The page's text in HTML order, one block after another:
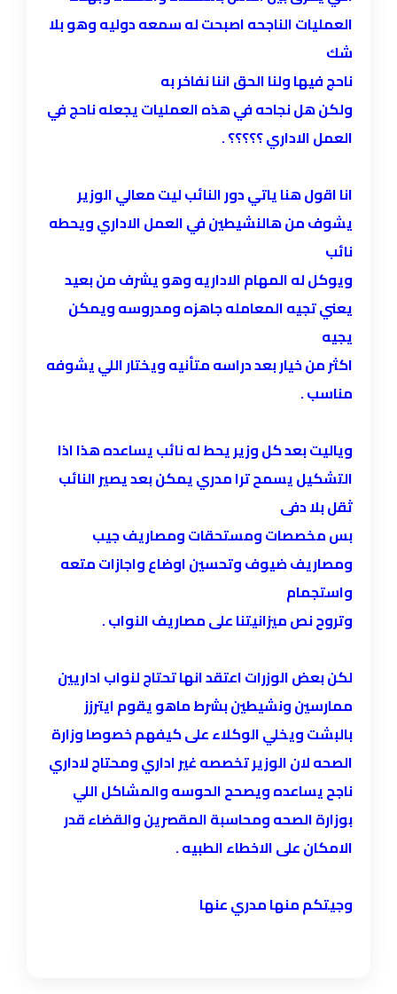
العمليات الناجحه اصبحت له سمعه دوليه وهو بلا
شك
ناحج فيها ولنا الحق اننا نفاخر به
ولكن هل نجاحه في هذه العمليات يجعله ناحج في
العمل الاداري ؟؟؟؟؟ .
انا اقول هنا ياتي دور النائب ليت معالي الوزير
يشوف من هالنشيطين في العمل الاداري ويحطه
نائب
ويوكل له المهام الاداريه وهو يشرف من بعيد
يعني تجيه المعامله جاهزه ومدروسه ويمكن
يجيه
اكثر من خيار بعد دراسه متأنيه ويختار اللي يشوفه
مناسب .
وياليت بعد كل وزير يحط له نائب يساعده هذا اذا
التشكيل يسمح ترا مدري يمكن بعد يصير النائب
ثقل بلا دفى
بس مخصصات ومستحقات ومصاريف جيب
ومصاريف ضيوف وتحسين اوضاع واجازات متعه
واستجمام
وتروح نص ميزانيتنا على مصاريف النواب .
لكن بعض الوزرات اعتقد انها تحتاج لنواب اداريين
ممارسين ونشيطين بشرط ماهو يقوم ايترزز
بالبشت ويخلي الوكلاء على كيفهم خصوصا وزارة
الصحه لان الوزير تخصصه غير اداري ومحتاج لاداري
ناجح يساعده ويصحح الحوسه والمشاكل اللي
بوزارة الصحه ومحاسبة المقصرين والقضاء قدر
الامكان على الاخطاء الطبيه .
وجيتكم منها مدري عنها